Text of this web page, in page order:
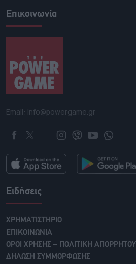
Επικοινωνία
Email: info@powergame.gr
Ειδήσεις
ΧΡΗΜΑΤΙΣΤΗΡΙΟ
ΕΠΙΚΟΙΝΩΝΙΑ
ΟΡΟΙ ΧΡΗΣΗΣ – ΠΟΛΙΤΙΚΗ ΑΠΟΡΡΗΤΟΥ
ΔΗΛΩΣΗ ΣΥΜΜΟΡΦΩΣΗΣ